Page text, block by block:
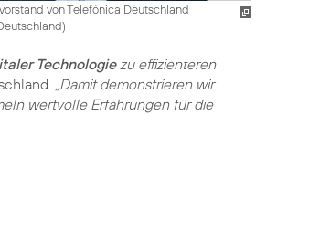
von Telefónica Deutschland
)
Technologiezu effizienteren
„Damit demonstrieren wir
wertvolle Erfahrungen für die